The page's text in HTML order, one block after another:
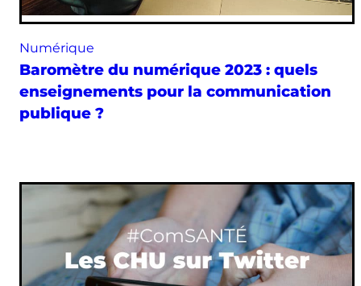
Numérique
Baromètre du numérique 2023 : quels
enseignements pour la communication
publique ?